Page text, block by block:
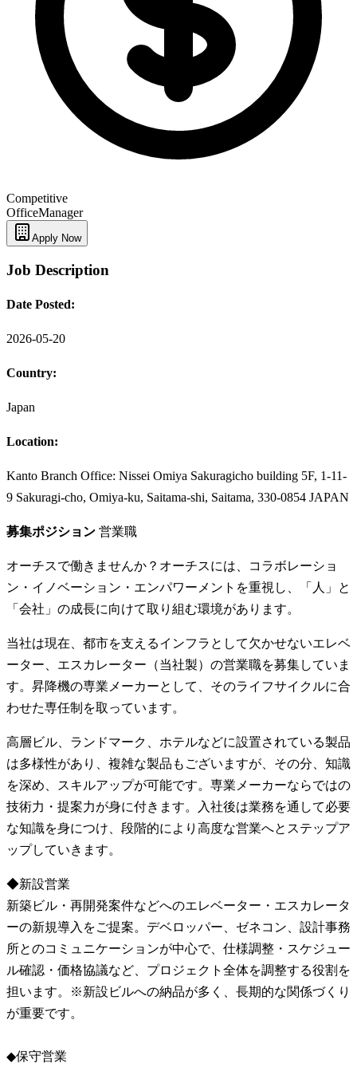
Competitive
OfficeManager
Apply Now
Job Description
Date Posted:
2026-05-20
Country:
Japan
Location:
Kanto Branch Office: Nissei Omiya Sakuragicho building 5F, 1-11-
9 Sakuragi-cho, Omiya-ku, Saitama-shi, Saitama, 330-0854 JAPAN
募集ポジション 営業職
オーチスで働きませんか？オーチスには、コラボレーショ
ン・イノベーション・エンパワーメントを重視し、「人」と
「会社」の成長に向けて取り組む環境があります。
当社は現在、都市を支えるインフラとして欠かせないエレベ
ーター、エスカレーター（当社製）の営業職を募集していま
す。昇降機の専業メーカーとして、そのライフサイクルに合
わせた専任制を取っています。
高層ビル、ランドマーク、ホテルなどに設置されている製品
は多様性があり、複雑な製品もございますが、その分、知識
を深め、スキルアップが可能です。専業メーカーならではの
技術力・提案力が身に付きます。入社後は業務を通して必要
な知識を身につけ、段階的により高度な営業へとステップア
ップしていきます。
◆新設営業
新築ビル・再開発案件などへのエレベーター・エスカレータ
ーの新規導入をご提案。デベロッパー、ゼネコン、設計事務
所とのコミュニケーションが中心で、仕様調整・スケジュー
ル確認・価格協議など、プロジェクト全体を調整する役割を
担います。※新設ビルへの納品が多く、長期的な関係づくり
が重要です。
◆保守営業